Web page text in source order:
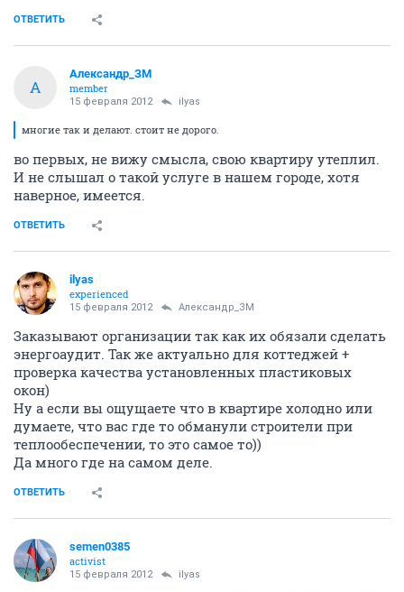
ОТВЕТИТЬ
А
Александр_ЗМ
member
15 февраля 2012 ilyas
многие так и делают. стоит не дорого.
во первых, не вижу смысла, свою квартиру утеплил.
И не слышал о такой услуге в нашем городе, хотя
наверное, имеется.
ОТВЕТИТЬ
ilyas
experienced
15 февраля 2012 Александр_ЗМ
Заказывают организации так как их обязали сделать
энергоаудит. Так же актуально для коттеджей +
проверка качества установленных пластиковых
окон)
Ну а если вы ощущаете что в квартире холодно или
думаете, что вас где то обманули строители при
теплообеспечении, то это самое то))
Да много где на самом деле.
ОТВЕТИТЬ
semen0385
activist
15 февраля 2012 ilyas